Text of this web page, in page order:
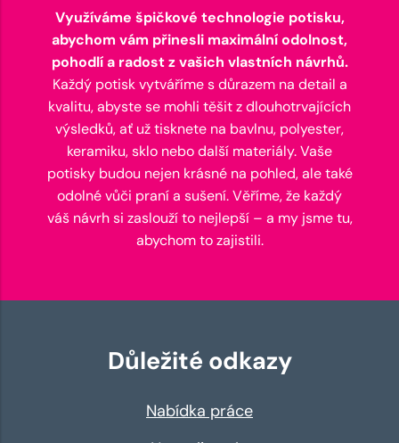
Využíváme špičkové technologie potisku,
abychom vám přinesli maximální odolnost,
pohodlí a radost z vašich vlastních návrhů.
Každý potisk vytváříme s důrazem na detail a
kvalitu, abyste se mohli těšit z dlouhotrvajících
výsledků, ať už tisknete na bavlnu, polyester,
keramiku, sklo nebo další materiály. Vaše
potisky budou nejen krásné na pohled, ale také
odolné vůči praní a sušení. Věříme, že každý
váš návrh si zaslouží to nejlepší – a my jsme tu,
abychom to zajistili.
Důležité odkazy
Nabídka práce